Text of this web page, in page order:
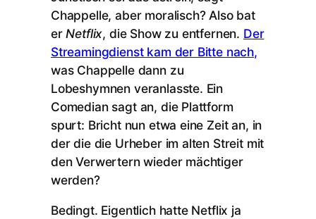
Chappelle, aber moralisch? Also bat
erNetflix, die Show zu entfernen. Der
Streamingdienst kam der Bitte nach,
was Chappelle dann zu
Lobeshymnen veranlasste. Ein
Comedian sagt an, die Plattform
spurt: Bricht nun etwa eine Zeit an, in
der die die Urheber im alten Streit mit
den Verwertern wieder mächtiger
werden?
Bedingt. Eigentlich hatte Netflix ja